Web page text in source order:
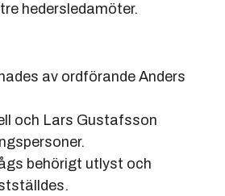
hedersledamöter.
av ordförande Anders
och Lars Gustafsson
behörigt utlyst och